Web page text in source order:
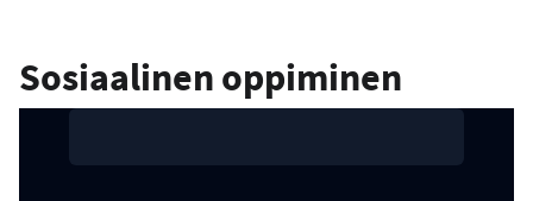
Sosiaalinen oppiminen